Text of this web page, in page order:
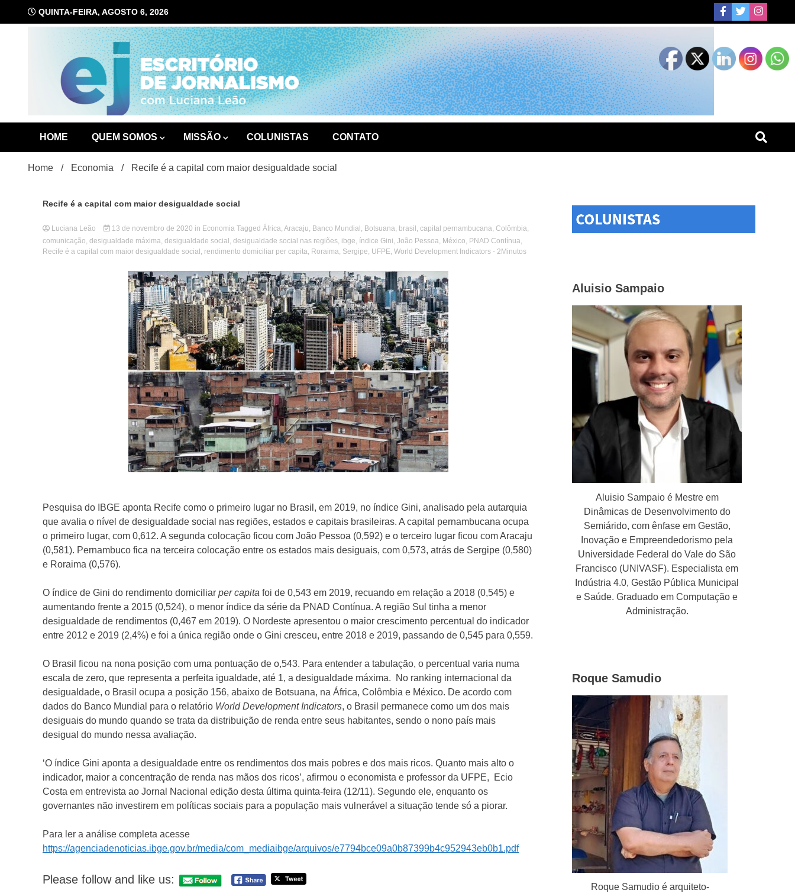
QUINTA-FEIRA, AGOSTO 6, 2026
Escritório de
Jornalismo
HOME
QUEM SOMOS MISSÃO COLUNISTAS CONTATO
Home Economia Recife é a capital com maior desigualdade social
Recife é a capital com maior desigualdade social
Luciana Leão 13 de novembro de 2020 in Economia Tagged África, Aracaju, Banco Mundial , Botsuana, brasil , capital pernambucana, Colômbia,
comunicação, desigualdade máxima, desigualdade social , desigualdade social nas regiões, ibge, índice Gini, João Pessoa, México, PNAD Contínua,
Recife é a capital com maior desigualdade social , rendimento domiciliar per capita, Roraima, Sergipe, UFPE, World Development Indicators - 2Minutos
Pesquisa do IBGE aponta Recife como o primeiro lugar no Brasil, em 2019, no índice Gini, analisado pela autarquia
que avalia o nível de desigualdade social nas regiões, estados e capitais brasileiras. A capital pernambucana ocupa
o primeiro lugar, com 0,612. A segunda colocação ficou com João Pessoa (0,592) e o terceiro lugar ficou com Aracaju
(0,581). Pernambuco fica na terceira colocação entre os estados mais desiguais, com 0,573, atrás de Sergipe (0,580)
e Roraima (0,576).
O índice de Gini do rendimento domiciliar per capita foi de 0,543 em 2019, recuando em relação a 2018 (0,545) e
aumentando frente a 2015 (0,524), o menor índice da série da PNAD Contínua. A região Sul tinha a menor
desigualdade de rendimentos (0,467 em 2019). O Nordeste apresentou o maior crescimento percentual do indicador
entre 2012 e 2019 (2,4%) e foi a única região onde o Gini cresceu, entre 2018 e 2019, passando de 0,545 para 0,559.
O Brasil ficou na nona posição com uma pontuação de o,543. Para entender a tabulação, o percentual varia numa
escala de zero, que representa a perfeita igualdade, até 1, a desigualdade máxima. No ranking internacional da
desigualdade, o Brasil ocupa a posição 156, abaixo de Botsuana, na África, Colômbia e México. De acordo com
dados do Banco Mundial para o relatório World Development Indicators, o Brasil permanece como um dos mais
desiguais do mundo quando se trata da distribuição de renda entre seus habitantes, sendo o nono país mais
desigual do mundo nessa avaliação.
‘O índice Gini aponta a desigualdade entre os rendimentos dos mais pobres e dos mais ricos. Quanto mais alto o
indicador, maior a concentração de renda nas mãos dos ricos’, afirmou o economista e professor da UFPE, Ecio
Costa em entrevista ao Jornal Nacional edição desta última quinta-feira (12/11). Segundo ele, enquanto os
governantes não investirem em políticas sociais para a população mais vulnerável a situação tende só a piorar.
Para ler a análise completa acesse
https://agenciadenoticias.ibge.gov.br/media/com_mediaibge/arquivos/e7794bce09a0b87399b4c952943eb0b1.pdf
Please follow and like us:
Aluisio Sampaio
Aluisio Sampaio é Mestre em
Dinâmicas de Desenvolvimento do
Semiárido, com ênfase em Gestão,
Inovação e Empreendedorismo pela
Universidade Federal do Vale do São
Francisco (UNIVASF). Especialista em
Indústria 4.0, Gestão Pública Municipal
e Saúde. Graduado em Computação e
Administração.
Roque Samudio
Roque Samudio é arquiteto-